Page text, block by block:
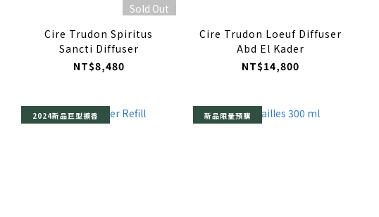
Sold Out
Cire Trudon Spiritus
Sancti Diffuser
NT$8,480
Cire Trudon Loeuf Diffuser
Abd El Kader
NT$14,800
2024新品巨型擴香 新品限量預購